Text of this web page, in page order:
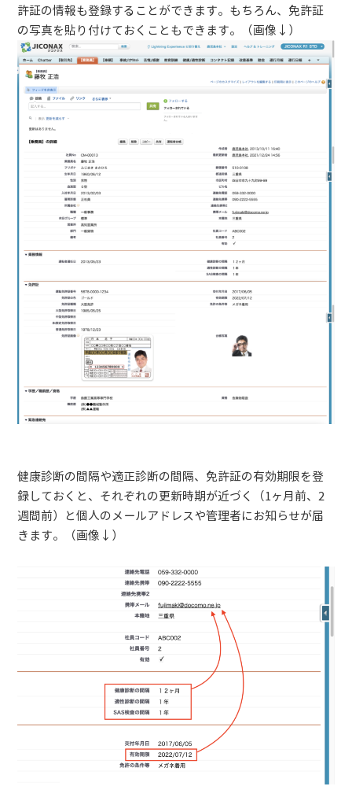
許証の情報も登録することができます。もちろん、免許証
の写真を貼り付けておくこともできます。（画像↓）
健康診断の間隔や適正診断の間隔、免許証の有効期限を登
録しておくと、それぞれの更新時期が近づく（1ヶ月前、2
週間前）と個人のメールアドレスや管理者にお知らせが届
きます。（画像↓）